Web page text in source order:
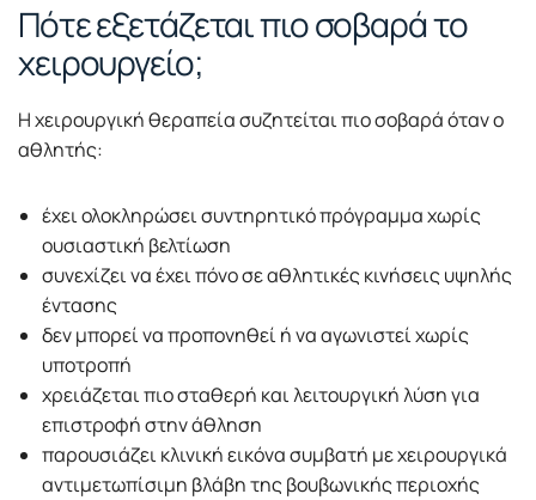
Πότε εξετάζεται πιο σοβαρά το
χειρουργείο;
Η χειρουργική θεραπεία συζητείται πιο σοβαρά όταν ο
αθλητής:
έχει ολοκληρώσει συντηρητικό πρόγραμμα χωρίς
ουσιαστική βελτίωση
συνεχίζει να έχει πόνο σε αθλητικές κινήσεις υψηλής
έντασης
δεν μπορεί να προπονηθεί ή να αγωνιστεί χωρίς
υποτροπή
χρειάζεται πιο σταθερή και λειτουργική λύση για
επιστροφή στην άθληση
παρουσιάζει κλινική εικόνα συμβατή με χειρουργικά
αντιμετωπίσιμη βλάβη της βουβωνικής περιοχής